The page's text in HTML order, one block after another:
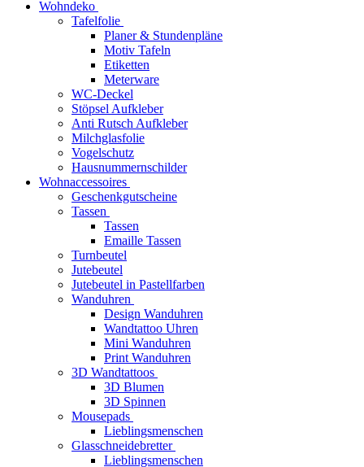
Wohndeko
Tafelfolie
Planer & Stundenpläne
Motiv Tafeln
Etiketten
Meterware
WC-Deckel
Stöpsel Aufkleber
Anti Rutsch Aufkleber
Milchglasfolie
Vogelschutz
Hausnummernschilder
Wohnaccessoires
Geschenkgutscheine
Tassen
Tassen
Emaille Tassen
Turnbeutel
Jutebeutel
Jutebeutel in Pastellfarben
Wanduhren
Design Wanduhren
Wandtattoo Uhren
Mini Wanduhren
Print Wanduhren
3D Wandtattoos
3D Blumen
3D Spinnen
Mousepads
Lieblingsmenschen
Glasschneidebretter
Lieblingsmenschen